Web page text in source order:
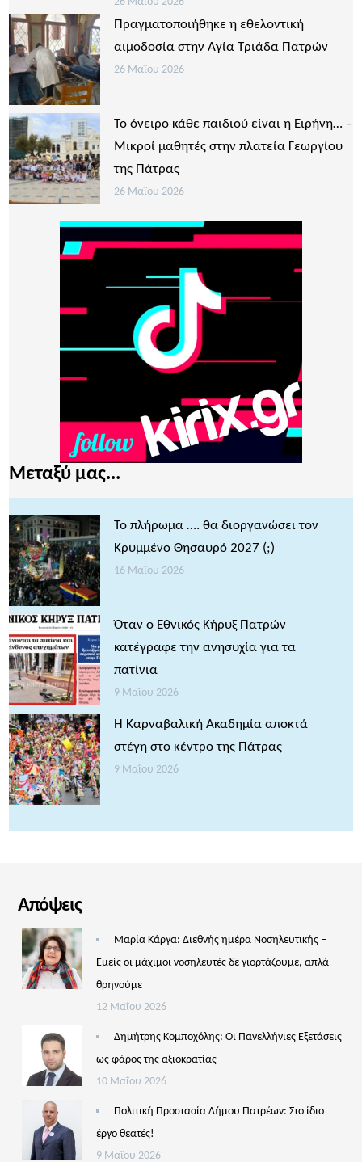
Πραγματοποιήθηκε η εθελοντική
αιμοδοσία στην Αγία Τριάδα Πατρών
26 Μαΐου 2026
Το όνειρο κάθε παιδιού είναι η Ειρήνη… –
Μικροί μαθητές στην πλατεία Γεωργίου
της Πάτρας
26 Μαΐου 2026
Μεταξύ μας...
Το πλήρωμα …. θα διοργανώσει τον
Κρυμμένο Θησαυρό 2027 (;)
16 Μαΐου 2026
Όταν ο Εθνικός Κήρυξ Πατρών
κατέγραφε την ανησυχία για τα
πατίνια
9 Μαΐου 2026
Η Καρναβαλική Ακαδημία αποκτά
στέγη στο κέντρο της Πάτρας
9 Μαΐου 2026
Απόψεις
Μαρία Κάργα: Διεθνής ημέρα Νοσηλευτικής –
Εμείς οι μάχιμοι νοσηλευτές δε γιορτάζουμε, απλά
θρηνούμε
12 Μαΐου 2026
Δημήτρης Κομποχόλης: Οι Πανελλήνιες Εξετάσεις
ως φάρος της αξιοκρατίας
10 Μαΐου 2026
Πολιτική Προστασία Δήμου Πατρέων: Στο ίδιο
έργο θεατές!
9 Μαΐου 2026